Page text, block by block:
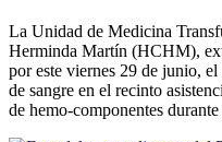
La Unidad de Medicina
Herminda Martín (HCHM),
por este viernes 29 de junio,
de sangre en el recinto
de hemo-componentes